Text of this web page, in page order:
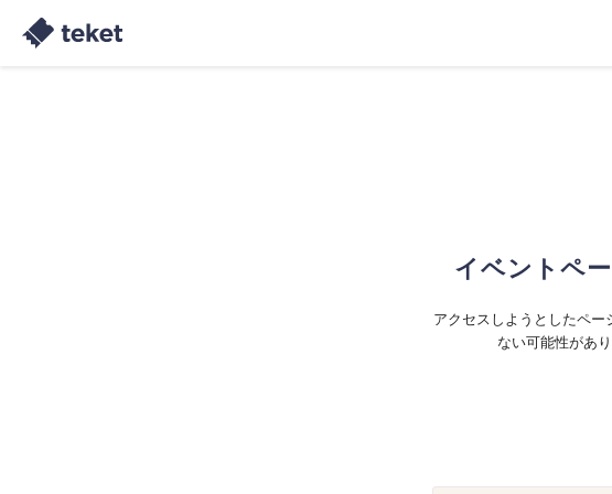
イベントペ
アクセスしようとしたペー
ない可能性があ